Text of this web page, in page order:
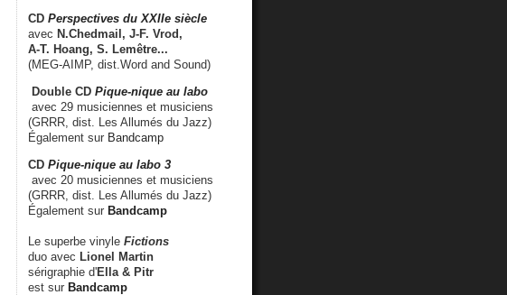
CD Perspectives du XXIIe siècle
avec N.Chedmail, J-F. Vrod,
A-T. Hoang, S. Lemêtre...
(MEG-AIMP, dist.Word and Sound)
Double CD Pique-nique au labo
avec 29 musiciennes et musiciens
(GRRR, dist. Les Allumés du Jazz)
Également sur Bandcamp
CD Pique-nique au labo 3
avec 20 musiciennes et musiciens
(GRRR, dist. Les Allumés du Jazz)
Également sur Bandcamp
Le superbe vinyle Fictions
duo avec Lionel Martin
sérigraphie d'Ella & Pitr
est sur Bandcamp